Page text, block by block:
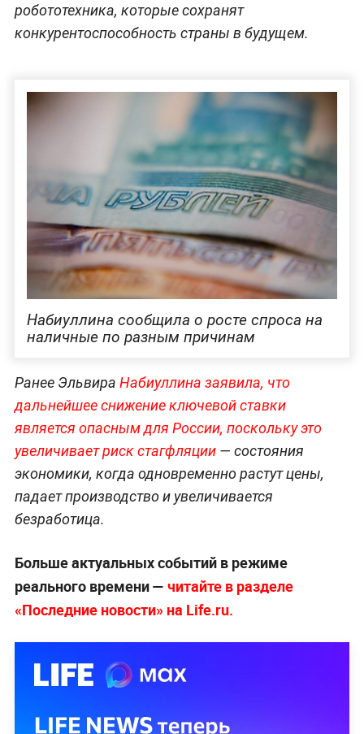
робототехника, которые сохранят
конкурентоспособность страны в будущем.
Набиуллина сообщила о росте спроса на
наличные по разным причинам
Ранее Эльвира Набиуллина заявила, что
дальнейшее снижение ключевой ставки
является опасным для России, поскольку это
увеличивает риск стагфляции— состояния
экономики, когда одновременно растут цены,
падает производство и увеличивается
безработица.
Больше актуальных событий в режиме
реального времени — читайте в разделе
«Последние новости» на Life.ru.